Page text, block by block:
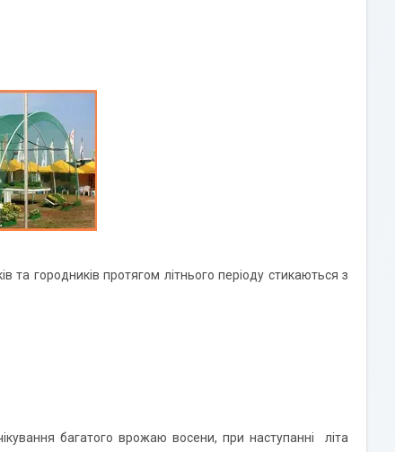
та городників протягом літнього періоду стикаються з
багатого врожаю восени, при наступанні літа